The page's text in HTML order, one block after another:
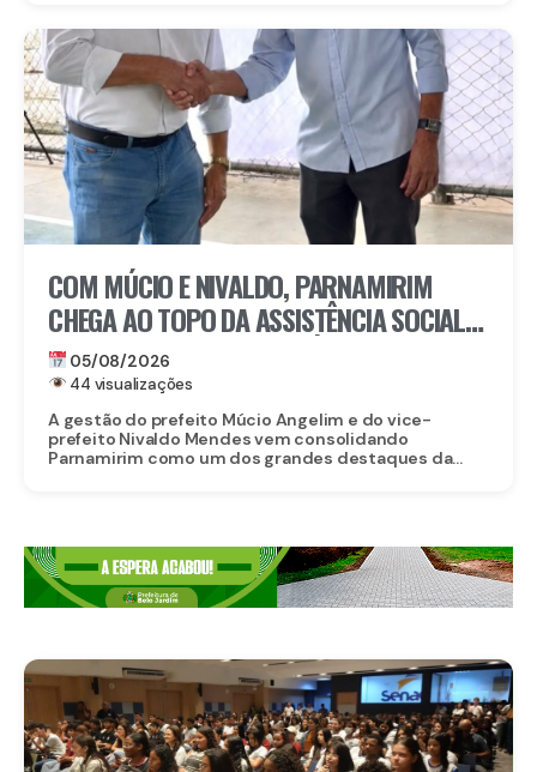
COM MÚCIO E NIVALDO, PARNAMIRIM
CHEGA AO TOPO DA ASSISTÊNCIA SOCIAL
EM PERNAMBUCO: MUNICÍPIO ALCANÇA A
4ª COLOCAÇÃO ENTRE OS 184 MUNICÍPIOS
DO ESTADO NA GESTÃO DO CADASTRO
ÚNICO E DO PROGRAMA BOLSA FAMÍLIA
05/08/2026
44 visualizações
A gestão do prefeito Múcio Angelim e do vice-
prefeito Nivaldo Mendes vem consolidando
Parnamirim como um dos grandes destaques da...